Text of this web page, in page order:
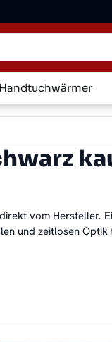
Handtuchwärmer
vom Hersteller.
und zeitlosen Optik